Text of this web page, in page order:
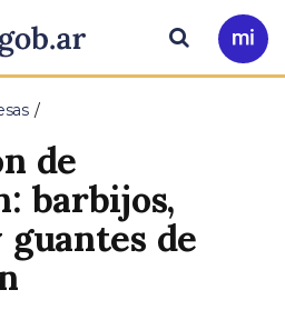
Ir
a
Buscar
de
barbijos,
guantes de